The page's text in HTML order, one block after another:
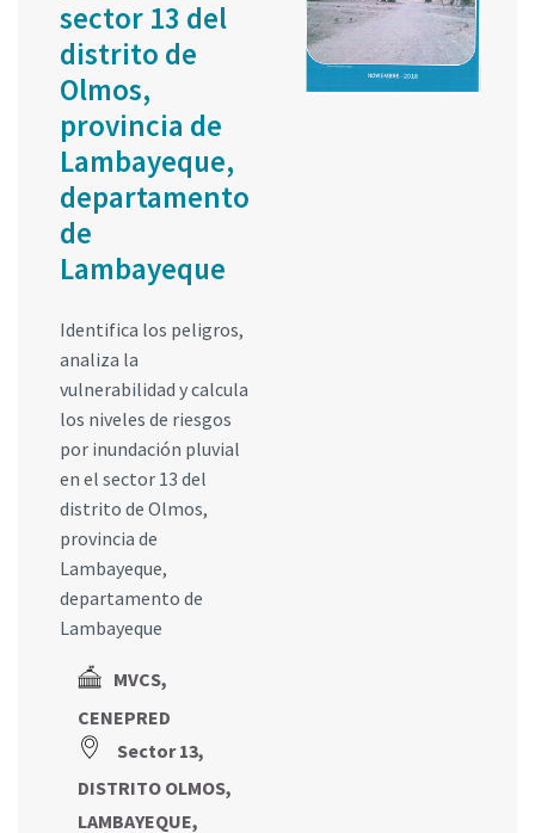
sector 13 del
distrito de
Olmos,
provincia de
Lambayeque,
departamento
de
Lambayeque
Identifica los peligros,
analiza la
vulnerabilidad y calcula
los niveles de riesgos
por inundación pluvial
en el sector 13 del
distrito de Olmos,
provincia de
Lambayeque,
departamento de
Lambayeque
MVCS,
CENEPRED
Sector 13,
DISTRITO OLMOS,
LAMBAYEQUE,